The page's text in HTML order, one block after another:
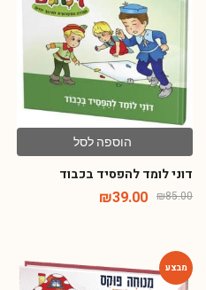
הוספה לסל
דוני לומד להפסיד בכבוד
₪85.00
₪39.00